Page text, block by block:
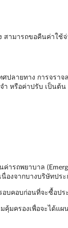
สามารถขอคืนค่าใช้
ปลายทาง การจรา
ำ หรือค่าปรับ เป็นต้น
รถพยาบาล
องจากบางบริษัทปร
อบคอบก่อนที่จะซื้อปร
มครองเพื่อจะได้แ